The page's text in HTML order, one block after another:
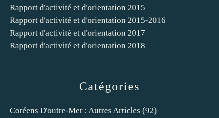
Catégories
Coréens D'outre-Mer : Autres Articles (92)
Rapport d'activité et d'orientation 2015
Rapport d'activité et d'orientation 2015-2016
Rapport d'activité et d'orientation 2017
Rapport d'activité et d'orientation 2018